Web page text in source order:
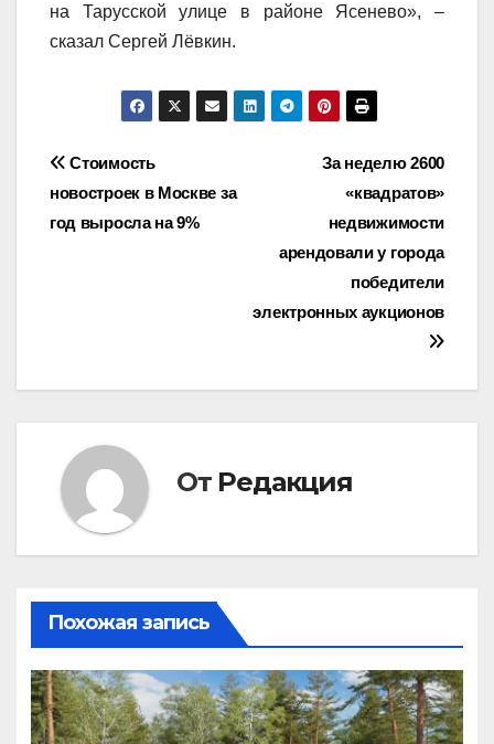
на Тарусской улице в районе Ясенево», –
сказал Сергей Лёвкин.
Навигация
по
За неделю 2600
«квадратов»
недвижимости
арендовали у города
победители
электронных аукционов
Стоимость
новостроек в Москве за
год выросла на 9%
От Редакция
Похожая запись